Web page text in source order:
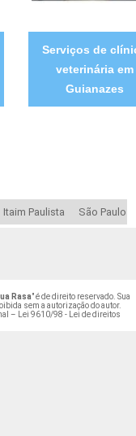
Serviços de
veterinária em
Guianazes
Itaim Paulista São Paulo
Rasa" é de direito reservado. Sua
sem a autorização do autor.
–
Lei 9610/98 - Lei de direitos